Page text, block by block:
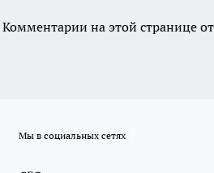
Комментарии на этой странице
Мы в социальных сетях